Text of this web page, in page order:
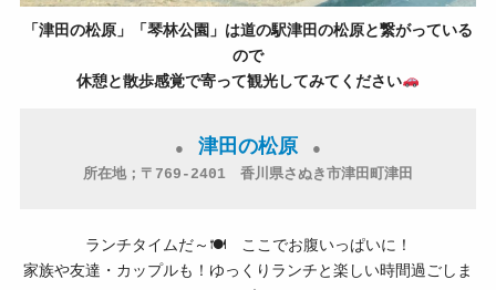
「津田の松原」「琴林公園」は道の駅津田の松原と繋がっている
ので
休憩と散歩感覚で寄って観光してみてください
● 津田の松原 ●
ランチタイムだ～🍽 ここでお腹いっぱいに！
家族や友達・カップルも！ゆっくりランチと楽しい時間過ごしま